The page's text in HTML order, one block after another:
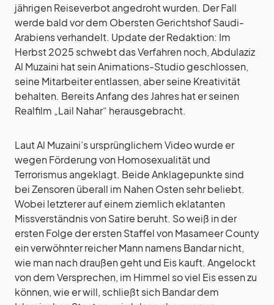
jährigen Reiseverbot angedroht wurden. Der Fall
werde bald vor dem Obersten Gerichtshof Saudi-
Arabiens verhandelt. Update der Redaktion: Im
Herbst 2025 schwebt das Verfahren noch, Abdulaziz
Al Muzaini hat sein Animations-Studio geschlossen,
seine Mitarbeiter entlassen, aber seine Kreativität
behalten. Bereits Anfang des Jahres hat er seinen
Realfilm „Lail Nahar“ herausgebracht.
Laut Al Muzaini’s ursprünglichem Video wurde er
wegen Förderung von Homosexualität und
Terrorismus angeklagt. Beide Anklagepunkte sind
bei Zensoren überall im Nahen Osten sehr beliebt.
Wobei letzterer auf einem ziemlich eklatanten
Missverständnis von Satire beruht. So weiß in der
ersten Folge der ersten Staffel von Masameer County
ein verwöhnter reicher Mann namens Bandar nicht,
wie man nach draußen geht und Eis kauft. Angelockt
von dem Versprechen, im Himmel so viel Eis essen zu
können, wie er will, schließt sich Bandar dem